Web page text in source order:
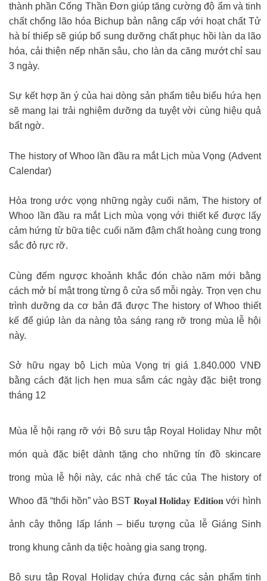
thành phần Cống Thần Đơn giúp tăng cường độ ẩm và tinh
chất chống lão hóa Bichup bản nâng cấp với hoạt chất Tử
hà bí thiếp sẽ giúp bổ sung dưỡng chất phục hồi làn da lão
hóa, cải thiện nếp nhăn sâu, cho làn da căng mướt chỉ sau
3 ngày.
Sự kết hợp ăn ý của hai dòng sản phẩm tiêu biểu hứa hẹn
sẽ mang lại trải nghiệm dưỡng da tuyệt vời cùng hiệu quả
bất ngờ.
The history of Whoo lần đầu ra mắt Lịch mùa Vọng (Advent
Calendar)
Hòa trong ước vọng những ngày cuối năm, The history of
Whoo lần đầu ra mắt Lịch mùa vọng với thiết kế được lấy
cảm hứng từ bữa tiệc cuối năm đậm chất hoàng cung trong
sắc đỏ rực rỡ.
Cùng đếm ngược khoảnh khắc đón chào năm mới bằng
cách mở bí mật trong từng ô cửa sổ mỗi ngày. Trọn vẹn chu
trình dưỡng da cơ bản đã được The history of Whoo thiết
kế để giúp làn da nàng tỏa sáng rạng rỡ trong mùa lễ hội
này.
Sở hữu ngay bộ Lịch mùa Vọng trị giá 1.840.000 VNĐ
bằng cách đặt lịch hẹn mua sắm các ngày đặc biệt trong
tháng 12
Mùa lễ hội rạng rỡ với Bộ sưu tập Royal Holiday Như một
món quà đặc biệt dành tặng cho những tín đồ skincare
trong mùa lễ hội này, các nhà chế tác của The history of
Whoo đã “thổi hồn” vào BST 𝐑𝐨𝐲𝐚𝐥 𝐇𝐨𝐥𝐢𝐝𝐚𝐲 𝐄𝐝𝐢𝐭𝐢𝐨𝐧 với hình
ảnh cây thông lấp lánh – biểu tượng của lễ Giáng Sinh
trong khung cảnh dạ tiệc hoàng gia sang trọng.
Bộ sưu tập Royal Holiday chứa đựng các sản phẩm tinh